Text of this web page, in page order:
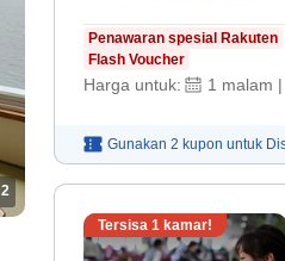
2
Penawaran spesial Rakuten
Flash Voucher
Harga untuk: 1 malam |
Gunakan 2 kupon untuk
Tersisa 1 kamar!